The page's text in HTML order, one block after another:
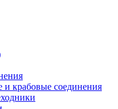
и крабовые соединения